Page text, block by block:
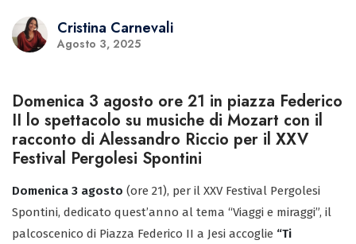
Cristina Carnevali
Agosto 3, 2025
Domenica 3 agosto ore 21 in piazza Federico
II lo spettacolo su musiche di Mozart con il
racconto di Alessandro Riccio per il XXV
Festival Pergolesi Spontini
Domenica 3 agosto (ore 21), per il XXV Festival Pergolesi
Spontini, dedicato quest’anno al tema “Viaggi e miraggi”, il
palcoscenico di Piazza Federico II a Jesi accoglie “Ti